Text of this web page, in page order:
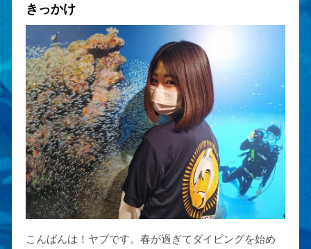
きっかけ
こんばんは！ヤブです。春が過ぎてダイビングを始め